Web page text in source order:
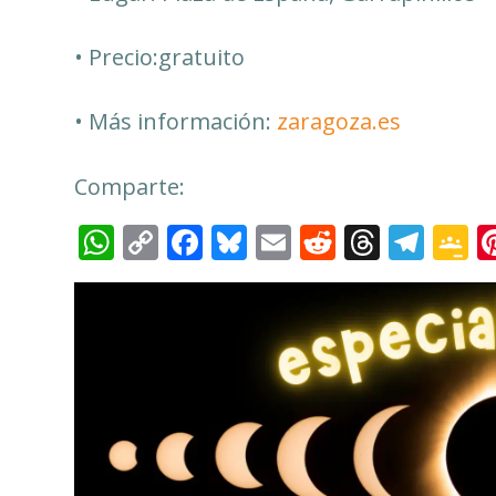
• Precio:gratuito
• Más información: zaragoza.es
Comparte:
WhatsApp
Copy
Link
Facebook
Bluesky
EmailReddit